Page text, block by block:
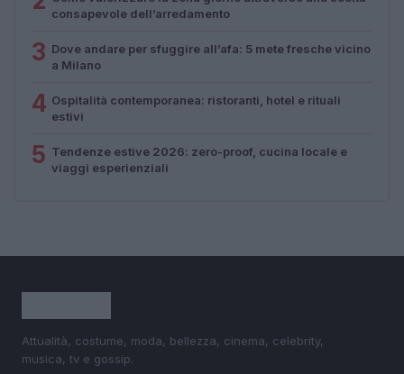
consapevole dell’arredamento
3 Dove andare per sfuggire all’afa: 5 mete fresche vicino
a Milano
4 Ospitalità contemporanea: ristoranti, hotel e rituali
estivi
5 Tendenze estive 2026: zero-proof, cucina locale e
viaggi esperienziali
Attualità, costume, moda, bellezza, cinema, celebrity,
musica, tv e gossip.